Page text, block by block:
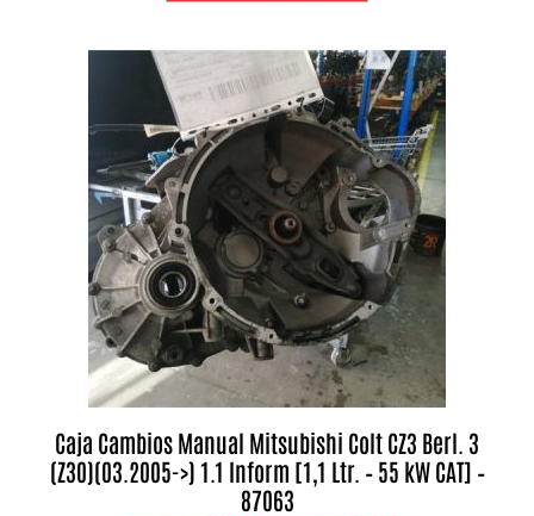
Caja Cambios Manual Mitsubishi Colt CZ3 Berl. 3
(Z30)(03.2005->) 1.1 Inform [1,1 Ltr. – 55 kW CAT] –
87063